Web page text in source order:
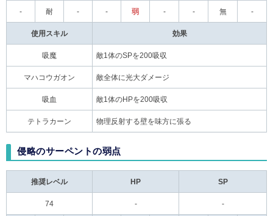
- 耐 - - 弱 - - 無 -
使用スキル 効果
吸魔 敵1体のSPを200吸収
マハコウガオン 敵全体に光大ダメージ
吸血 敵1体のHPを200吸収
テトラカーン 物理反射する壁を味方に張る
侵略のサーペントの弱点
推奨レベル HP SP
74 - -